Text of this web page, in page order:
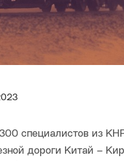
специалистов из
дороги Китай –